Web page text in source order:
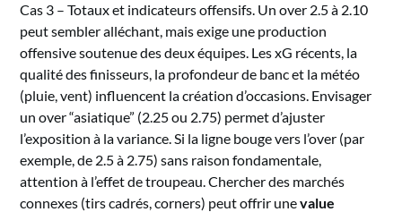
Cas 3 – Totaux et indicateurs offensifs. Un over 2.5 à 2.10
peut sembler alléchant, mais exige une production
offensive soutenue des deux équipes. Les xG récents, la
qualité des finisseurs, la profondeur de banc et la météo
(pluie, vent) influencent la création d’occasions. Envisager
un over “asiatique” (2.25 ou 2.75) permet d’ajuster
l’exposition à la variance. Si la ligne bouge vers l’over (par
exemple, de 2.5 à 2.75) sans raison fondamentale,
attention à l’effet de troupeau. Chercher des marchés
connexes (tirs cadrés, corners) peut offrir unevalue